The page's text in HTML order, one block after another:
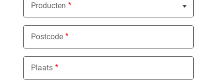
Producten
Nothing selected
Postcode
Plaats